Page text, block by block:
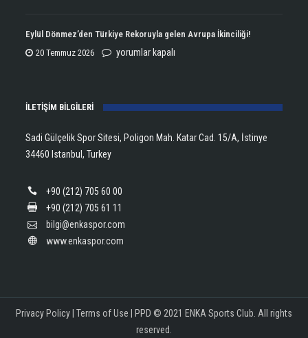
Şampiyonu
Lanlana
Eylül Dönmez’den Türkiye Rekoruyla gelen Avrupa İkinciliği!
20 Temmuz 2026
Eylül
Rekoruyla
Avrupa
yorumlar kapalı
İLETİŞİM BİLGİLERİ
Sadi Gülçelik Spor Sitesi, Poligon Mah. Katar Cad. 15/A, İstinye
34460 Istanbul, Turkey
+90 (212) 705 60 00
+90 (212) 705 61 11
bilgi@enkaspor.com
www.enkaspor.com
Privacy Policy| Terms of Use | PPD © 2021 ENKA Sports Club. All rights
reserved.